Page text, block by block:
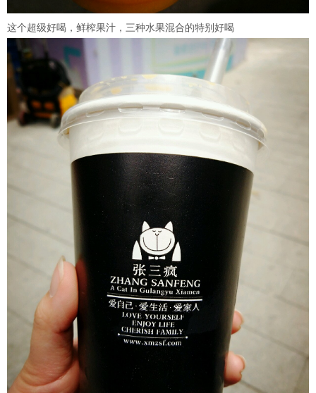
这个超级好喝，鲜榨果汁，三种水果混合的特别好喝